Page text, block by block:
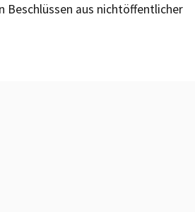
Beschlüssen aus nichtöffentlicher